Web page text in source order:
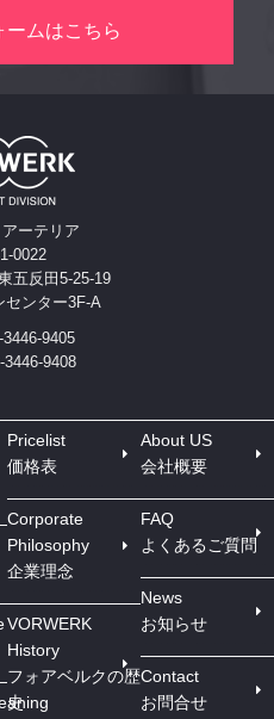
ームはこちら
ーテリア
0022
五反田5-25-19
センター3F-A
9405
3446-9408
Pricelist
価格表
Corporate
Philosophy
企業理念
VORWERK
History
フォアベルクの歴
史
About US
会社概要
FAQ
よくあるご質問
News
お知らせ
Contact
お問合せ